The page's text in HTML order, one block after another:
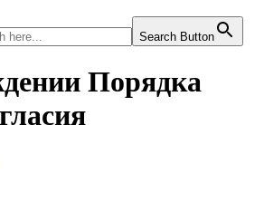
Search Button
Порядка